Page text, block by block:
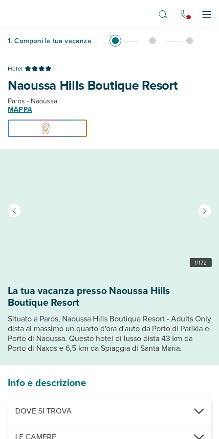
1. Componi la tua vacanza
Hotel
Naoussa Hills Boutique Resort
Paros - Naoussa
MAPPA
1/172
La tua vacanza presso Naoussa Hills
Boutique Resort
Situato a Paros, Naoussa Hills Boutique Resort - Adults Only
dista al massimo un quarto d'ora d'auto da Porto di Parikia e
Porto di Naoussa. Questo hotel di lusso dista 43 km da
Porto di Naxos e 6,5 km da Spiaggia di Santa Maria.
Info e descrizione
DOVE SI TROVA
Nelle vicinanze di: Porto di Naoussa
LE CAMERE